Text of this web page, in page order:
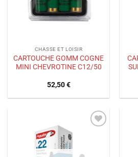
CHASSE ET LOISIR
CARTOUCHE GOMM COGNE
MINI CHEVROTINE C12/50
52,50€
souhaits